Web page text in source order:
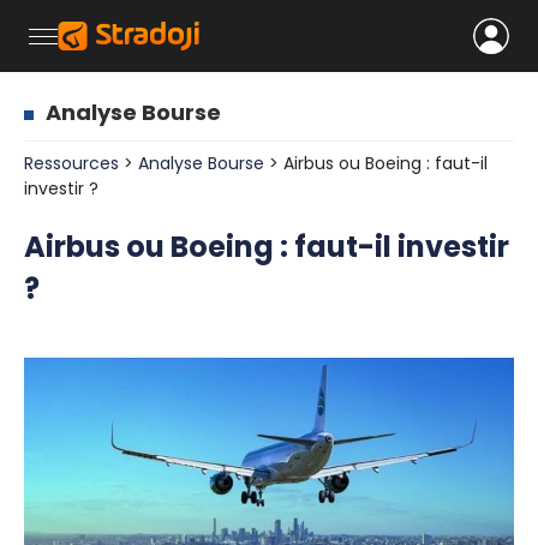
Analyse Bourse
Ressources > Analyse Bourse > Airbus ou Boeing : faut-il
investir ?
Airbus ou Boeing : faut-il investir
?